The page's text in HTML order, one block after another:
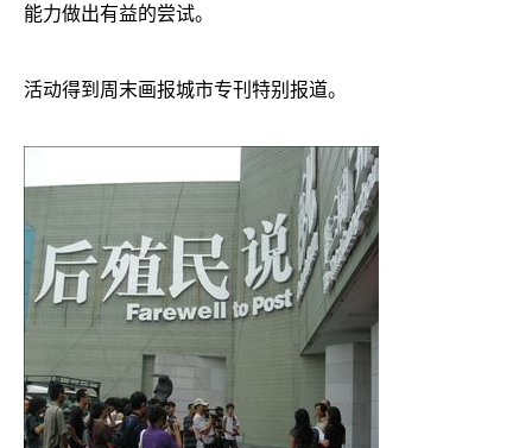
能力做出有益的尝试。
活动得到周末画报城市专刊特别报道。